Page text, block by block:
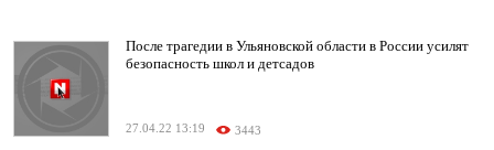
После трагедии в Ульяновской области в России усилят
безопасность школ и детсадов
27.04.22 13:19 3443